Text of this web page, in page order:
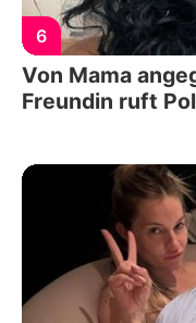
6
Von Mama
Freundin ruft